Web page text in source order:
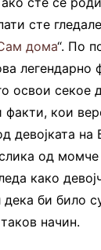
сте
дома“. По
легендарно
освои секое
факти, кои
девојката на
од
како
би било
начин.